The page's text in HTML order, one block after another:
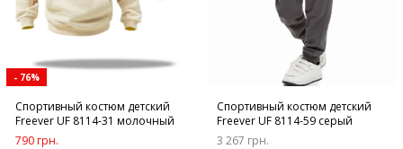
- 76%
Спортивный костюм детский
Freever UF 8114-31 молочный
790 грн.
Спортивный костюм детский
Freever UF 8114-59 серый
3 267 грн.